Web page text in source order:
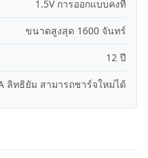
1.5V การออกแบบคงที่
ขนาดสูงสุด 1600 จันทร์
12 ปี
ลิทธิยัม สามารถชาร์จใหม่ได้